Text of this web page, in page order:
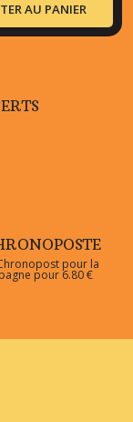
AU PANIER
pour la
pour 6.80 €